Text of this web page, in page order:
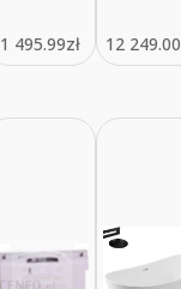
1 495.99zł 12 249.00